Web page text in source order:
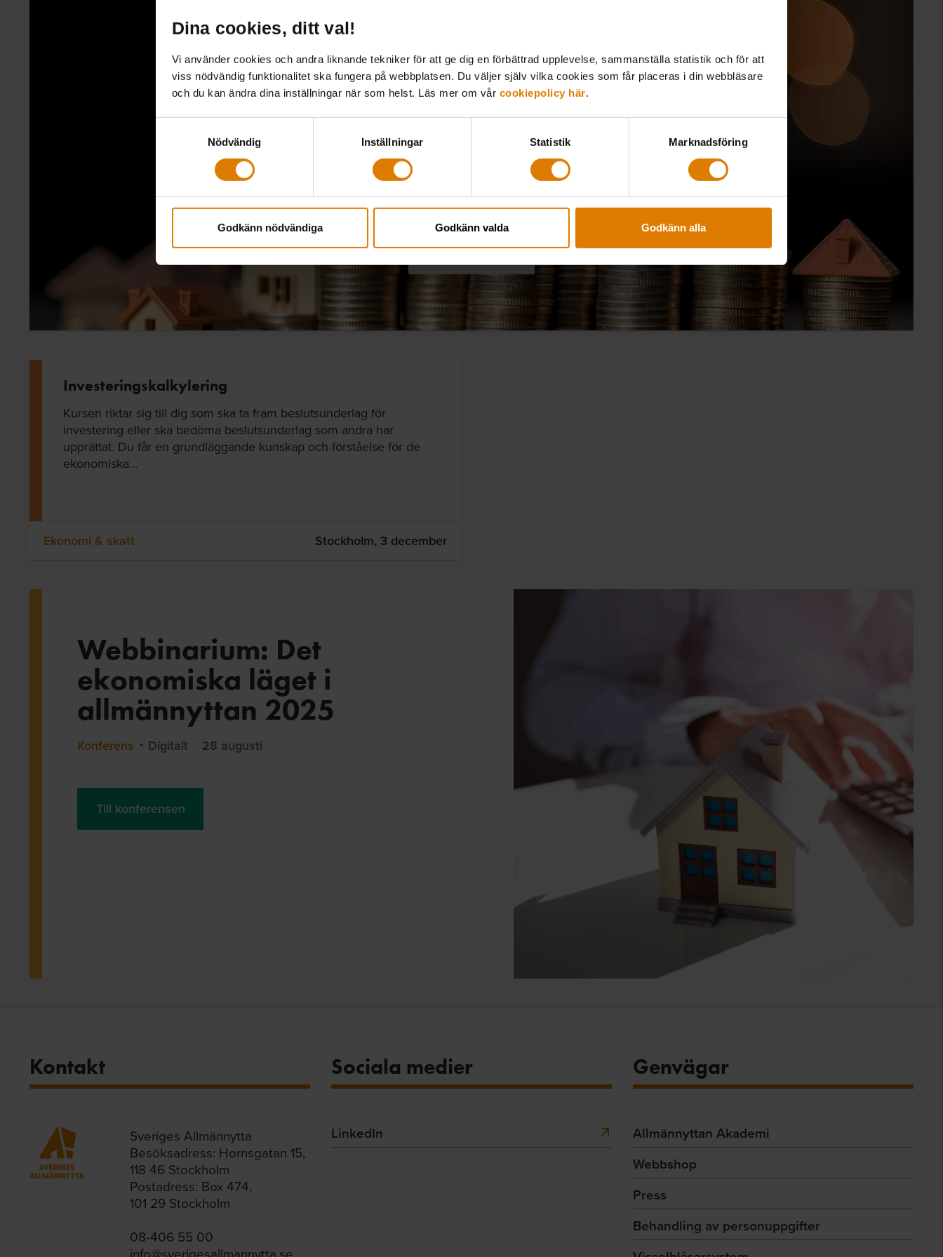
Dina cookies, ditt val!
Vi använder cookies och andra liknande tekniker för att ge dig en förbättrad upplevelse, sammanställa statistik och för att
viss nödvändig funktionalitet ska fungera på webbplatsen. Du väljer själv vilka cookies som får placeras i din webbläsare
och du kan ändra dina inställningar när som helst. Läs mer om vår cookiepolicy här.
Nödvändig
Inställningar Statistik Marknadsföring
Godkänn nödvändiga Godkänn valda Godkänn alla
Ekonomidagarna
Till konferensen
Investeringskalkylering
Kursen riktar sig till dig som ska ta fram beslutsunderlag för
investering eller ska bedöma beslutsunderlag som andra har
upprättat. Du får en grundläggande kunskap och förståelse för de
ekonomiska...
Ekonomi & skatt Stockholm, 3 december
Webbinarium: Det
ekonomiska läget i
allmännyttan 2025
Konferens Digitalt 28 augusti
Till konferensen
Kontakt
Sveriges Allmännytta
Besöksadress: Hornsgatan 15,
118 46 Stockholm
Postadress: Box 474,
101 29 Stockholm
08-406 55 00
info@sverigesallmannytta.se
Sociala medier
LinkedIn
Genvägar
Allmännyttan Akademi
Webbshop
Press
Behandling av personuppgifter